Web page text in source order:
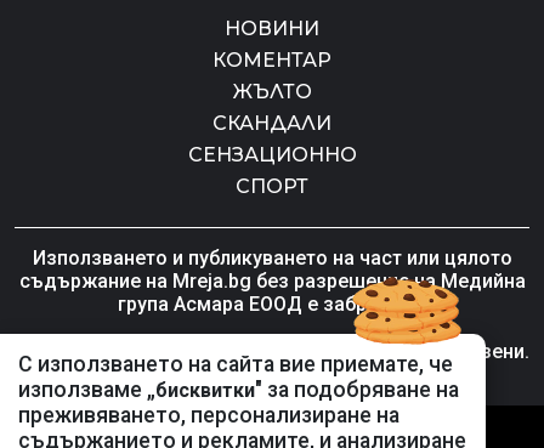
С използването на сайта вие приемате, че
използваме „бисквитки" за подобряване на
преживяването, персонализиране на
съдържанието и рекламите, и анализиране
НОВИНИ
КОМЕНТАР
ЖЪЛТО
СКАНДАЛИ
СЕНЗАЦИОННО
СПОРТ
Използването и публикуването на част или цялото
съдържание на Mreja.bg без разрешение на Медийна
група Асмара ЕООД е забранено.
© 2010 - 2026 | Mreja.bg. Всички права запазени.
РЕКЛАМА